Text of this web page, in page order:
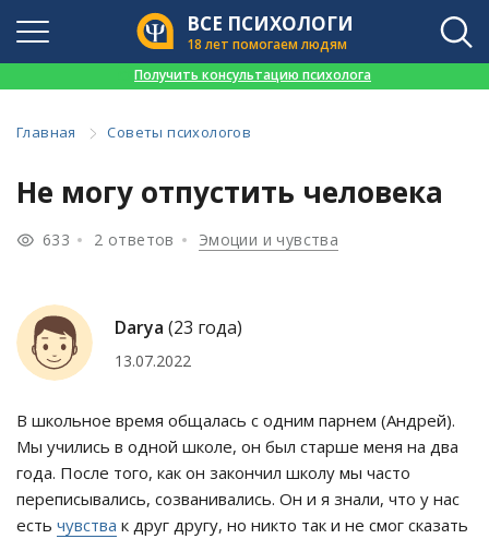
ВСЕ ПСИХОЛОГИ
18 лет помогаем людям
Получить консультацию психолога
Главная Советы психологов
Не могу отпустить человека
633 2 ответов Эмоции и чувства
Darya (23 года)
13.07.2022
В школьное время общалась с одним парнем (Андрей).
Мы учились в одной школе, он был старше меня на два
года. После того, как он закончил школу мы часто
переписывались, созванивались. Он и я знали, что у нас
есть чувства к друг другу, но никто так и не смог сказать